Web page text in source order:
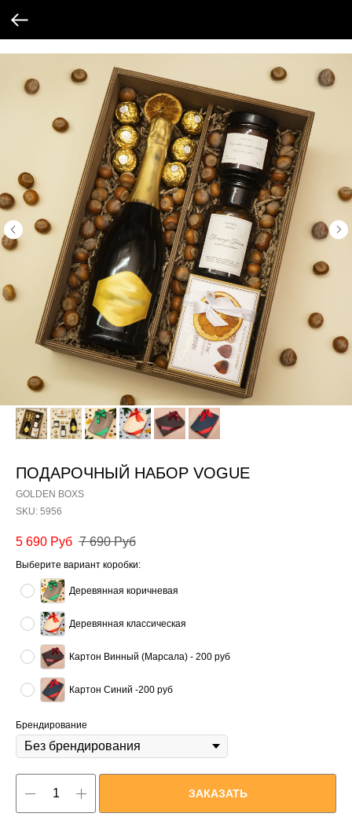
ПОДАРОЧНЫЙ НАБОР VOGUE
GOLDEN BOXS
SKU: 5956
5 690 Руб 7 690 Руб
Выберите вариант коробки:
Деревянная коричневая
Деревянная классическая
Картон Винный (Марсала) - 200 руб
Картон Синий -200 руб
Брендирование
ЗАКАЗАТЬ